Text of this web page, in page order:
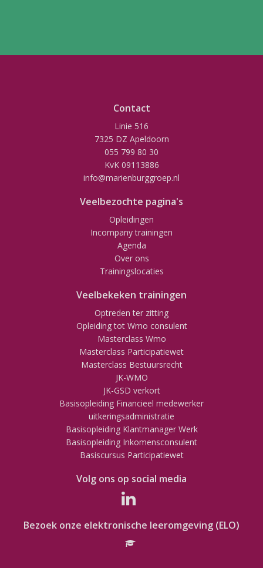
Contact
Linie 516
7325 DZ Apeldoorn
055 799 80 30
KvK 09113886
info@marienburggroep.nl
Veelbezochte pagina's
Opleidingen
Incompany trainingen
Agenda
Over ons
Trainingslocaties
Veelbekeken trainingen
Optreden ter zitting
Opleiding tot Wmo consulent
Masterclass Wmo
Masterclass Participatiewet
Masterclass Bestuursrecht
JK-WMO
JK-GSD verkort
Basisopleiding Financieel medewerker
uitkeringsadministratie
Basisopleiding Klantmanager Werk
Basisopleiding Inkomensconsulent
Basiscursus Participatiewet
Volg ons op social media
Bezoek onze elektronische leeromgeving (ELO)